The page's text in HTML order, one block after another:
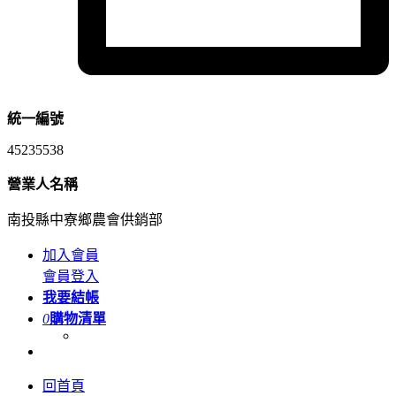
統一編號
45235538
營業人名稱
南投縣中寮鄉農會供銷部
加入會員
會員登入
我要結帳
0購物清單
回首頁